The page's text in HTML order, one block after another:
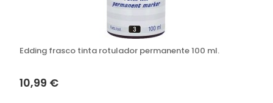
Edding frasco tinta rotulador permanente 100 ml.
10,99 €